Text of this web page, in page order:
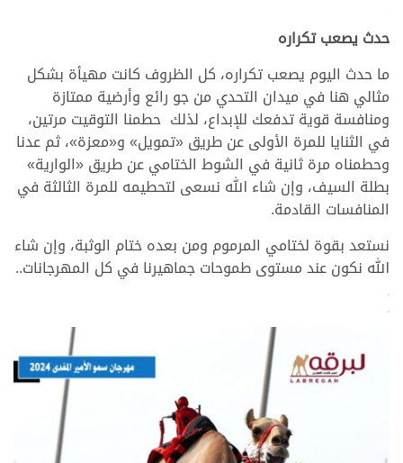
حدث يصعب تكراره
ما حدث اليوم يصعب تكراره، كل الظروف كانت مهيأة بشكل
مثالي هنا في ميدان التحدي من جو رائع وأرضية ممتازة
ومنافسة قوية تدفعك للإبداع، لذلك حطمنا التوقيت مرتين،
في الثنايا للمرة الأولى عن طريق «تمويل» و«معزة»، ثم عدنا
وحطمناه مرة ثانية في الشوط الختامي عن طريق «الوارية»
بطلة السيف، وإن شاء الله نسعى لتحطيمه للمرة الثالثة في
المنافسات القادمة.
نستعد بقوة لختامي المرموم ومن بعده ختام الوثبة، وإن شاء
الله نكون عند مستوى طموحات جماهيرنا في كل المهرجانات..
>
>